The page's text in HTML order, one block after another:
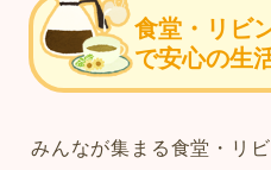
食堂・リビ
で安心の生
みんなが集まる食堂・リ